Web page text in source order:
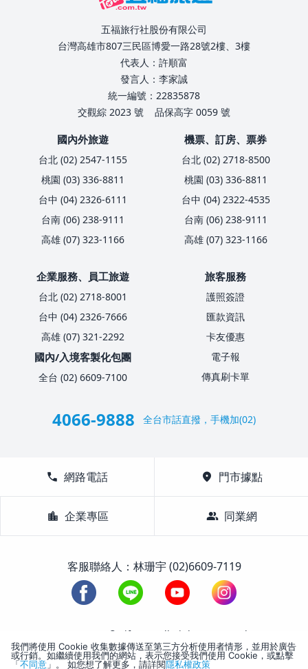
五福旅行社股份有限公司
台灣高雄市807三民區博愛一路28號2樓、3樓
代表人：許順富
發言人：李家誠
統一編號：22835878
交觀綜 2023 號
品保高字 0059 號
國內外旅遊
台北 (02) 2547-1155
桃園 (03) 336-8811
台中 (04) 2326-6111
台南 (06) 238-9111
高雄 (07) 323-1166
機票、訂房、票券
台北 (02) 2718-8500
桃園 (03) 336-8811
台中 (04) 2322-4535
台南 (06) 238-9111
高雄 (07) 323-1166
企業服務、員工旅遊
台北 (02) 2718-8001
台中 (04) 2326-7666
高雄 (07) 321-2292
國內/入境客製化包團
全台 (02) 6609-7100
旅客服務
護照簽證
匯款資訊
卡友優惠
電子報
傳真刷卡單
4066-9888 全台市話直撥，手機加(02)
call 網路電話 location_on 門市據點
location_city 企業專區 group 同業網
客服聯絡人：林珊宇 (02)6609-7119
1988-2026 © Lifetour All Rights Reserved.
我們將使用 Cookie 收集數據傳送至第三方分析使用者情形，並用於廣告
或行銷。如繼續使用我們的網站，表示您接受我們使用 Cookie，或點擊
「不同意 」。 如您想了解更多，請詳閱隱私權政策